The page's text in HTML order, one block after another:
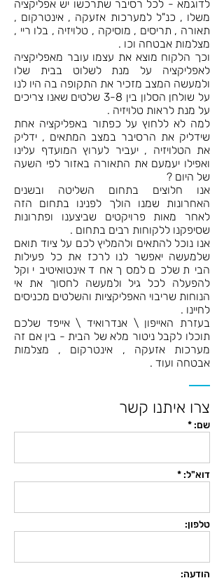
לדוגמא - לכל רסיבר שתרכשו יש אפליקציה
משלו , כנ"ל למערכות אזעקה , אינטרקום ,
תאורה , תריסים , מוסיקה , טלויזיה , בלו ריי ,
מצלמות אבטחה וכו .
וכך הלקוח מוצא את עצמו עובר מאפליקציה
לאפליקציה על מנת לשלוט בבית שלו
ולמעשה המצב מזכיר את התקופה בה היו לנו
על שולחן הסלון בין 3-8 שלטים שאנו צריכים
על מנת לראות טלויזיה .
למה לא ללחוץ על כפתור באפליקציה אחת
שידליק את הרסיבר במצב המתאים , ידליק
את הטלויזיה , יעביר לערוץ המועדף עלינו
ואפילו יעמעם את התאורה באזור לפי השעה
של היום ?
אנו חלוצים בתחום השליטה ובשנים
האחרונות שמנו הולך לפנינו בתחום הזה
לאחר מאות פרויקטים שביצענו ופתרונות
שסיפקנו ללקוחות רבים בתחום .
אנו נוכל להתאים ולהמליץ לכם על ציוד תואם
שלמעשה יאפשר לנו לרכז את כל פעילות
הבית שלכם למסך אחד אינטואיטיבי וקל
להפעלה לכל גיל ולמעשה לחסוך את אי
הנוחות שריבוי האפליקציות והשלטים מכניסים
לחיינו .
בעזרת האייפון \ אנדרואיד \ אייפד שלכם
תוכלו לקבל ניטור מלא של הבית - בין אם זה
מערכות אזעקה , אינטרקום , מצלמות
אבטחה ועוד .
צרו איתנו קשר
שם: *
דוא"ל: *
טלפון:
הודעה: